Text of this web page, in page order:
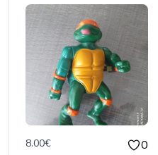
8.00€ 0